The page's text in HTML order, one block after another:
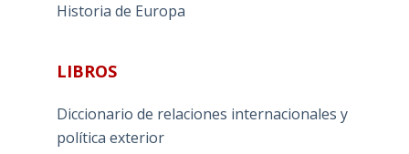
Historia de Europa
LIBROS
Diccionario de relaciones internacionales y
política exterior